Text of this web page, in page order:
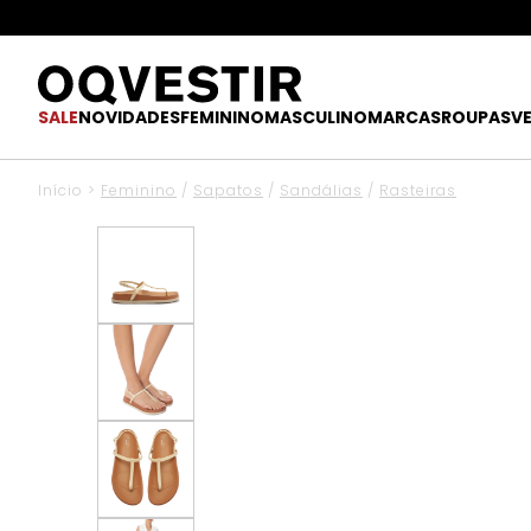
SALENOVIDADESFEMININOMASCULINOMARCASROUPAS
Início > Feminino / Sapatos / Sandálias / Rasteiras